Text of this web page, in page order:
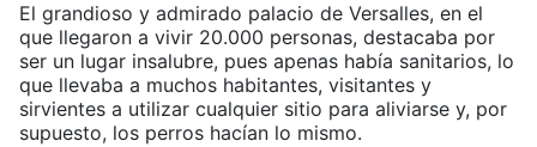
El grandioso y admirado palacio de Versalles, en el
que llegaron a vivir 20.000 personas, destacaba por
ser un lugar insalubre, pues apenas había sanitarios, lo
que llevaba a muchos habitantes, visitantes y
sirvientes a utilizar cualquier sitio para aliviarse y, por
supuesto, los perros hacían lo mismo.